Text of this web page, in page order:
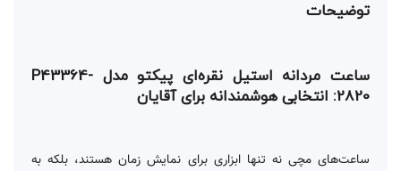
توضیحات
ساعت مردانه استیل نقره‌ای پیکتو مدل P43364-
2820: انتخابی هوشمندانه برای آقایان
ساعت‌های مچی نه تنها ابزاری برای نمایش زمان هستند، بلکه به